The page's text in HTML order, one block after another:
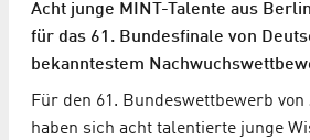
Acht junge MINT-Talente aus
für das 61. Bundesfinale von
bekanntestem
Für den 61. Bundeswettbewerb
haben sich acht talentierte junge